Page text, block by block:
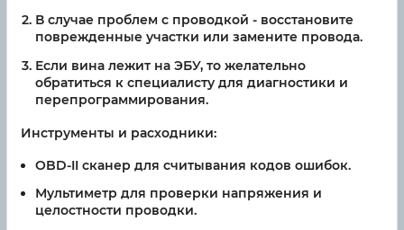
В случае проблем с проводкой - восстановите
поврежденные участки или замените провода.
Если вина лежит на ЭБУ, то желательно
обратиться к специалисту для диагностики и
перепрограммирования.
Инструменты и расходники:
OBD-II сканер для считывания кодов ошибок.
Мультиметр для проверки напряжения и
целостности проводки.